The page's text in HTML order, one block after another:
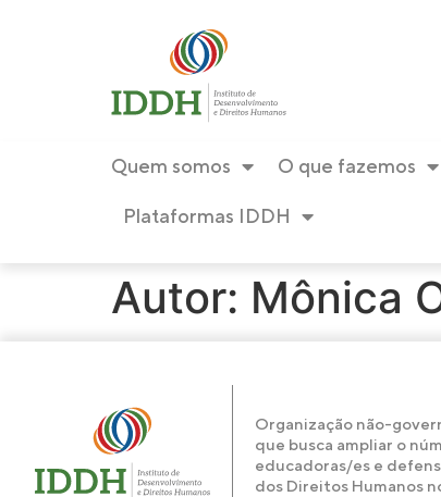
Quem somos O que fazemos
Plataformas IDDH
Autor: Mônica
Organização não-
que busca ampliar o
educadoras/es e
dos Direitos Humanos